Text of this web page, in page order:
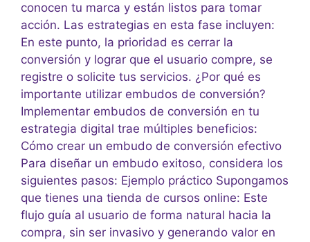
conocen tu marca y están listos para tomar
acción. Las estrategias en esta fase incluyen:
En este punto, la prioridad es cerrar la
conversión y lograr que el usuario compre, se
registre o solicite tus servicios. ¿Por qué es
importante utilizar embudos de conversión?
Implementar embudos de conversión en tu
estrategia digital trae múltiples beneficios:
Cómo crear un embudo de conversión efectivo
Para diseñar un embudo exitoso, considera los
siguientes pasos: Ejemplo práctico Supongamos
que tienes una tienda de cursos online: Este
flujo guía al usuario de forma natural hacia la
compra, sin ser invasivo y generando valor en